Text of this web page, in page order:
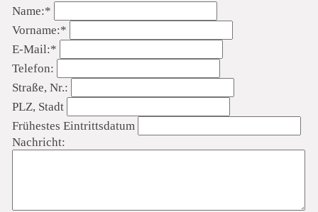
Pflichtfeld
Name:*
Pflichtfeld
Vorname:*
Pflichtfeld
E-Mail:*
Telefon:
Straße, Nr.:
PLZ, Stadt
Frühestes Eintrittsdatum
Nachricht: